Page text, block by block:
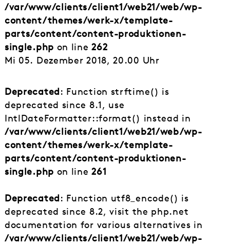
/var/www/clients/client1/web21/web/wp-
content/themes/werk-x/template-
parts/content/content-produktionen-
single.php on line262
Mi 05. Dezember 2018, 20.00 Uhr
Deprecated: Function strftime() is
deprecated since 8.1, use
IntlDateFormatter::format() instead in
/var/www/clients/client1/web21/web/wp-
content/themes/werk-x/template-
parts/content/content-produktionen-
single.php on line261
Deprecated: Function utf8_encode() is
deprecated since 8.2, visit the php.net
documentation for various alternatives in
/var/www/clients/client1/web21/web/wp-